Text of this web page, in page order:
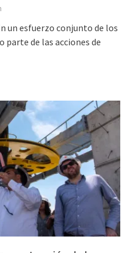
un esfuerzo conjunto de los
parte de las acciones de